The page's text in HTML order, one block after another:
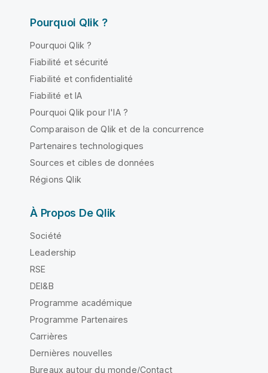
Pourquoi Qlik ?
Pourquoi Qlik ?
Fiabilité et sécurité
Fiabilité et confidentialité
Fiabilité et IA
Pourquoi Qlik pour l'IA ?
Comparaison de Qlik et de la concurrence
Partenaires technologiques
Sources et cibles de données
Régions Qlik
À Propos De Qlik
Société
Leadership
RSE
DEI&B
Programme académique
Programme Partenaires
Carrières
Dernières nouvelles
Bureaux autour du monde/Contact